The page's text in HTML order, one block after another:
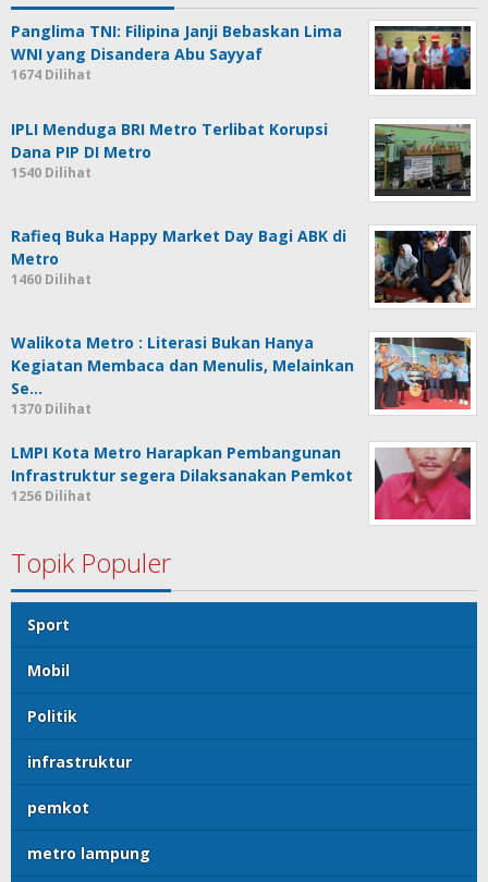
Panglima TNI: Filipina Janji Bebaskan Lima
WNI yang Disandera Abu Sayyaf
1674 Dilihat
IPLI Menduga BRI Metro Terlibat Korupsi
Dana PIP DI Metro
1540 Dilihat
Rafieq Buka Happy Market Day Bagi ABK di
Metro
1460 Dilihat
Walikota Metro : Literasi Bukan Hanya
Kegiatan Membaca dan Menulis, Melainkan
Se…
1370 Dilihat
LMPI Kota Metro Harapkan Pembangunan
Infrastruktur segera Dilaksanakan Pemkot
1256 Dilihat
Topik Populer
Sport
Mobil
Politik
infrastruktur
pemkot
metro lampung